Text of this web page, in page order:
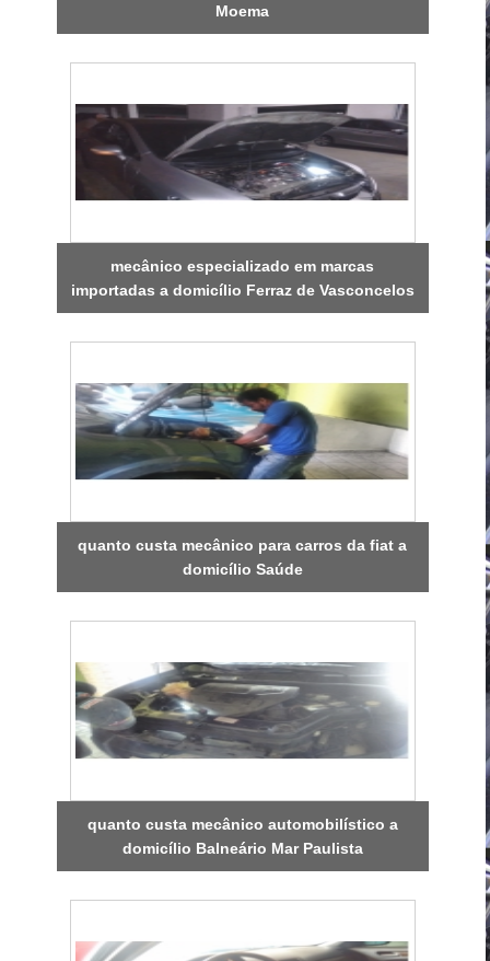
Moema
mecânico especializado em marcas
importadas a domicílio Ferraz de Vasconcelos
quanto custa mecânico para carros da fiat a
domicílio Saúde
quanto custa mecânico automobilístico a
domicílio Balneário Mar Paulista